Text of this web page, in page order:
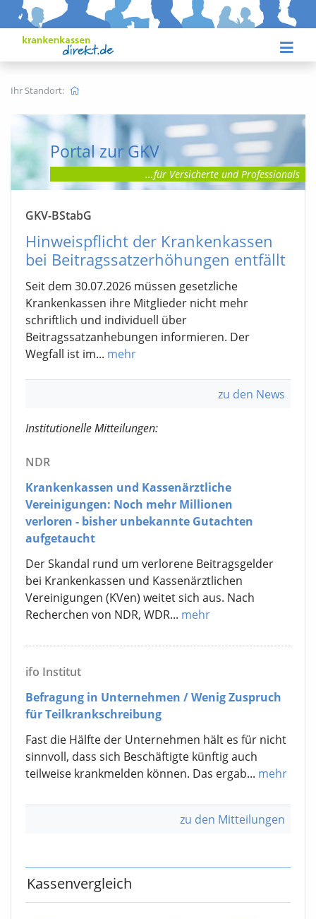
Ihr Standort:
Portal zur GKV
...für Versicherte und Professionals
GKV-BStabG
Hinweispflicht der Krankenkassen
bei Beitragssatzerhöhungen entfällt
Seit dem 30.07.2026 müssen gesetzliche
Krankenkassen ihre Mitglieder nicht mehr
schriftlich und individuell über
Beitragssatzanhebungen informieren. Der
Wegfall ist im... mehr
zu den News
Institutionelle Mitteilungen:
NDR
Krankenkassen und Kassenärztliche
Vereinigungen: Noch mehr Millionen
verloren - bisher unbekannte Gutachten
aufgetaucht
Der Skandal rund um verlorene Beitragsgelder
bei Krankenkassen und Kassenärztlichen
Vereinigungen (KVen) weitet sich aus. Nach
Recherchen von NDR, WDR... mehr
ifo Institut
Befragung in Unternehmen / Wenig Zuspruch
für Teilkrankschreibung
Fast die Hälfte der Unternehmen hält es für nicht
sinnvoll, dass sich Beschäftigte künftig auch
teilweise krankmelden können. Das ergab... mehr
zu den Mitteilungen
Kassenvergleich